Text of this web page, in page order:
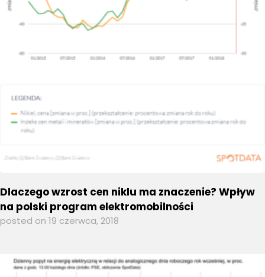
Dlaczego wzrost cen niklu ma znaczenie? Wpływ
na polski program elektromobilności
posted on 19 czerwca, 2018